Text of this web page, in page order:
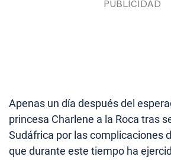
Apenas un día después del
princesa Charlene a la Roca tras
Sudáfrica por las complicaciones
que durante este tiempo ha